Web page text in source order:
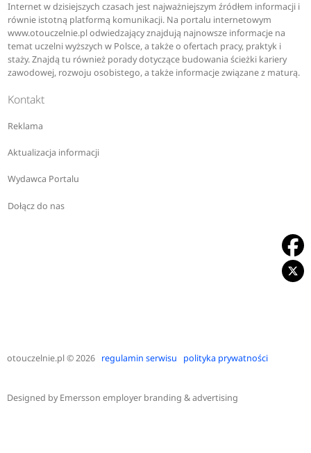
Internet w dzisiejszych czasach jest najważniejszym źródłem informacji i
równie istotną platformą komunikacji. Na portalu internetowym
www.otouczelnie.pl odwiedzający znajdują najnowsze informacje na
temat uczelni wyższych w Polsce, a także o ofertach pracy, praktyk i
staży. Znajdą tu również porady dotyczące budowania ścieżki kariery
zawodowej, rozwoju osobistego, a także informacje związane z maturą.
Kontakt
Reklama
Aktualizacja informacji
Wydawca Portalu
Dołącz do nas
otouczelnie.pl© 2026 regulamin serwisu polityka prywatności
Designed byEmersson employer branding & advertising